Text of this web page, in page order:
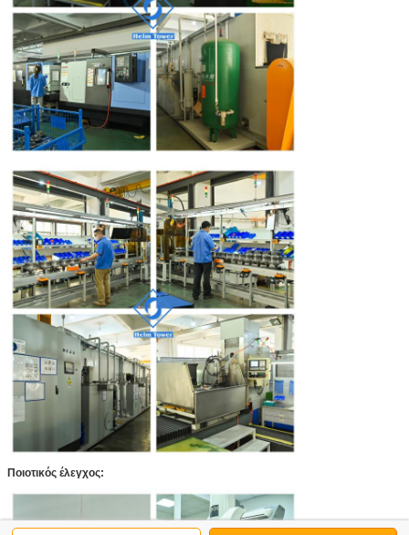
Ποιοτικός έλεγχος: